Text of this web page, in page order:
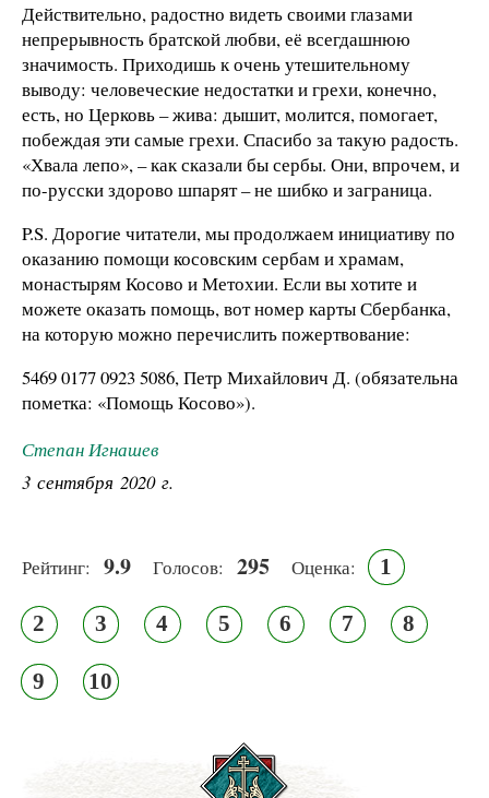
Действительно, радостно видеть своими глазами
непрерывность братской любви, её всегдашнюю
значимость. Приходишь к очень утешительному
выводу: человеческие недостатки и грехи, конечно,
есть, но Церковь – жива: дышит, молится, помогает,
побеждая эти самые грехи. Спасибо за такую радость.
«Хвала лепо», – как сказали бы сербы. Они, впрочем, и
по-русски здорово шпарят – не шибко и заграница.
P.S. Дорогие читатели, мы продолжаем инициативу по
оказанию помощи косовским сербам и храмам,
монастырям Косово и Метохии. Если вы хотите и
можете оказать помощь, вот номер карты Сбербанка,
на которую можно перечислить пожертвование:
5469 0177 0923 5086, Петр Михайлович Д. (обязательна
пометка: «Помощь Косово»).
Степан Игнашев
3 сентября 2020 г.
Рейтинг: 9.9 Голосов: 295 Оценка: 1
2 3 4 5 6 7 8
9 10